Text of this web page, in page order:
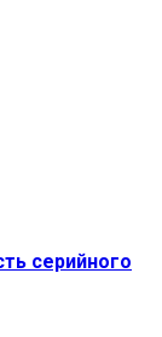
серийного